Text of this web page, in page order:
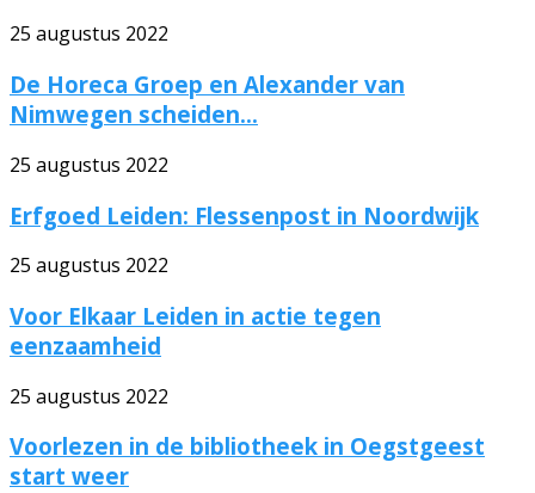
25 augustus 2022
De Horeca Groep en Alexander van
Nimwegen scheiden...
25 augustus 2022
Erfgoed Leiden: Flessenpost in Noordwijk
25 augustus 2022
Voor Elkaar Leiden in actie tegen
eenzaamheid
25 augustus 2022
Voorlezen in de bibliotheek in Oegstgeest
start weer